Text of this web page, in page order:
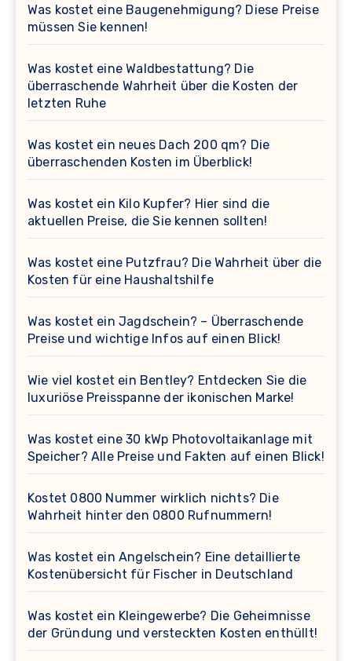
Was kostet eine Baugenehmigung? Diese Preise
müssen Sie kennen!
Was kostet eine Waldbestattung? Die
überraschende Wahrheit über die Kosten der
letzten Ruhe
Was kostet ein neues Dach 200 qm? Die
überraschenden Kosten im Überblick!
Was kostet ein Kilo Kupfer? Hier sind die
aktuellen Preise, die Sie kennen sollten!
Was kostet eine Putzfrau? Die Wahrheit über die
Kosten für eine Haushaltshilfe
Was kostet ein Jagdschein? – Überraschende
Preise und wichtige Infos auf einen Blick!
Wie viel kostet ein Bentley? Entdecken Sie die
luxuriöse Preisspanne der ikonischen Marke!
Was kostet eine 30 kWp Photovoltaikanlage mit
Speicher? Alle Preise und Fakten auf einen Blick!
Kostet 0800 Nummer wirklich nichts? Die
Wahrheit hinter den 0800 Rufnummern!
Was kostet ein Angelschein? Eine detaillierte
Kostenübersicht für Fischer in Deutschland
Was kostet ein Kleingewerbe? Die Geheimnisse
der Gründung und versteckten Kosten enthüllt!